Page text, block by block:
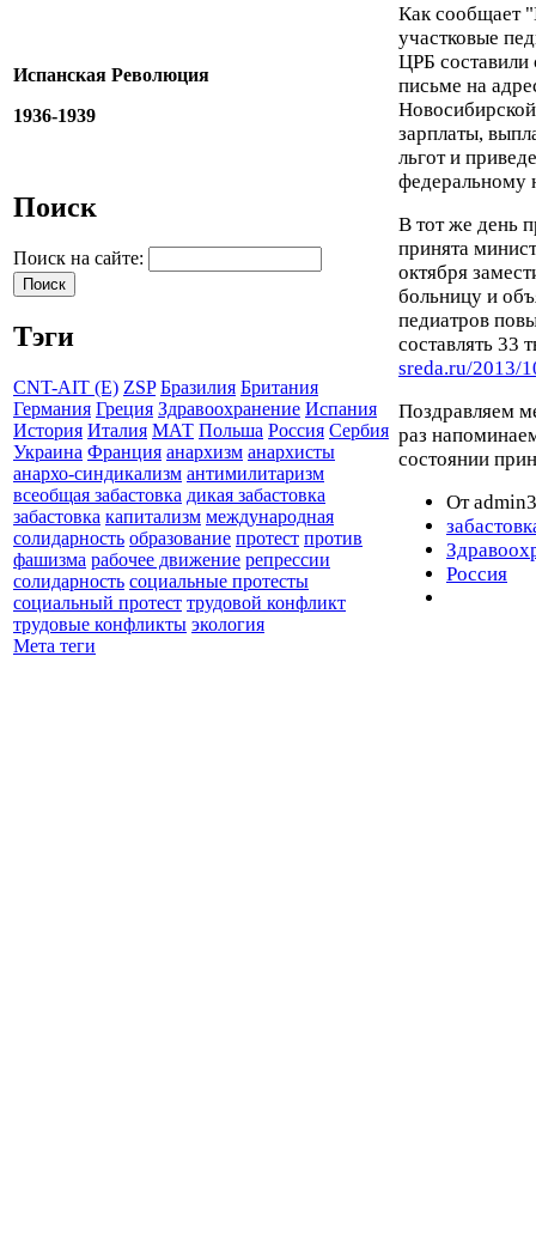
Испанская Революция
1936-1939
Поиск
Поиск на сайте:
Тэги
CNT-AIT (E) ZSP Бразилия Британия
Германия Греция Здравоохранение Испания
История Италия МАТ Польша Россия Сербия
Украина Франция анархизм анархисты
анархо-синдикализм антимилитаризм
всеобщая забастовка дикая забастовка
забастовка капитализм международная
солидарность образование протест против
фашизма рабочее движение репрессии
солидарность социальные протесты
социальный протест трудовой конфликт
трудовые конфликты экология
Мета теги
Как сообщает
участковые
ЦРБ составили
письме на
зарплаты,
льгот и
федеральному
В тот же день
принята
октября
больницу и
педиатров
составлять 33
sreda.ru/2013/
Поздравляем
раз
состоянии
От
Россия